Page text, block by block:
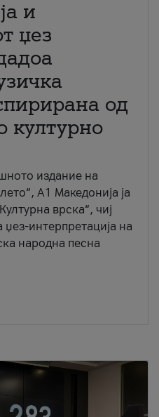
и
џез
од
културно
издание на
А1 Македонија ја
врска“, чиј
интерпретација на
народна песна